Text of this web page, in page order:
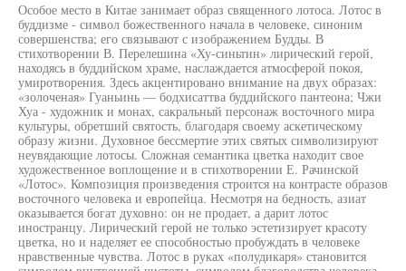
Особое место в Китае занимает образ священного лотоса. Лотос в
буддизме - символ божественного начала в человеке, синоним
совершенства; его связывают с изображением Будды. В
стихотворении В. Перелешина «Ху-синьтин» лирический герой,
находясь в буддийском храме, наслаждается атмосферой покоя,
умиротворения. Здесь акцентировано внимание на двух образах:
«золоченая» Гуаньинь — бодхисаттва буддийского пантеона; Чжи
Хуа - художник и монах, сакральный персонаж восточного мира
культуры, обретший святость, благодаря своему аскетическому
образу жизни. Духовное бессмертие этих святых символизируют
неувядающие лотосы. Сложная семантика цветка находит свое
художественное воплощение и в стихотворении Е. Рачинской
«Лотос». Композиция произведения строится на контрасте образов
восточного человека и европейца. Несмотря на бедность, азиат
оказывается богат духовно: он не продает, а дарит лотос
иностранцу. Лирический герой не только эстетизирует красоту
цветка, но и наделяет ее способностью пробуждать в человеке
нравственные чувства. Лотос в руках «полудикаря» становится